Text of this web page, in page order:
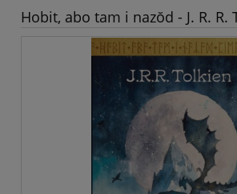
Hobit, abo tam i nazŏd - J. R. R.